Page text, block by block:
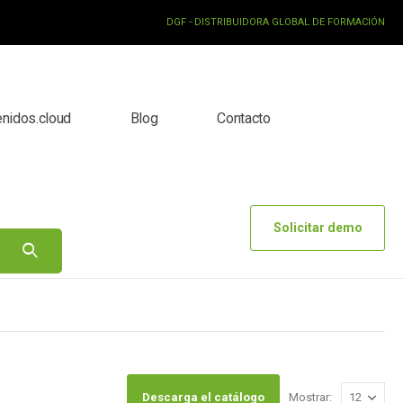
DGF - DISTRIBUIDORA GLOBAL DE FORMACIÓN
Blog Contacto
Solicitar demo
Descarga el catálogo Mostrar: